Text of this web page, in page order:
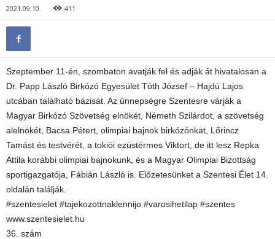
2021.09.10. 411
Szeptember 11-én, szombaton avatják fel és adják át hivatalosan a
Dr. Papp László Birkózó Egyesület Tóth József – Hajdú Lajos
utcában található bázisát. Az ünnepségre Szentesre várják a
Magyar Birkózó Szövetség elnökét, Németh Szilárdot, a szövetség
alelnökét, Bacsa Pétert, olimpiai bajnok birkózónkat, Lőrincz
Tamást és testvérét, a tokiói ezüstérmes Viktort, de itt lesz Repka
Attila korábbi olimpiai bajnokunk, és a Magyar Olimpiai Bizottság
sportigazgatója, Fábián László is. Előzetesünket a Szentesi Élet 14.
oldalán találják.
#szentesielet #tajekozottnaklennijo #varosihetilap #szentes
www.szentesielet.hu
36. szám